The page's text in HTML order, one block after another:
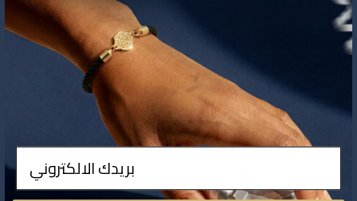
مواصفات خاتم ذهب عيار 21 وزن 2.30 جم مزين
بفصوص يبرز جمال ذوقك الرفيع
خواتم ذهب عيار 21
نوع العيار: ذهب عيار 21
مقاس الخاتم: 8.25
ادخال